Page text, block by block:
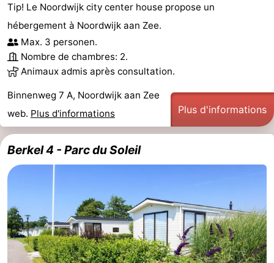
Tip! Le Noordwijk city center house propose un
hébergement à Noordwijk aan Zee.
Max. 3 personen.
Nombre de chambres: 2.
Animaux admis après consultation.
Binnenweg 7 A, Noordwijk aan Zee
web. Plus d'informations Plus d'informations
Berkel 4 - Parc du Soleil